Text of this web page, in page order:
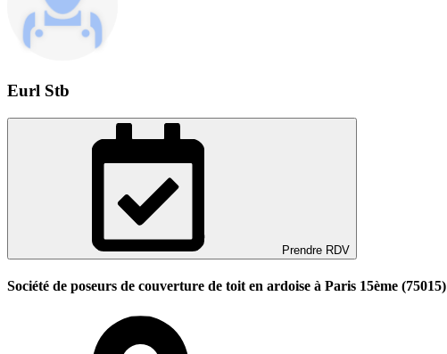
Eurl Stb
Prendre RDV
Société de poseurs de couverture de toit en ardoise à Paris 15ème (75015)